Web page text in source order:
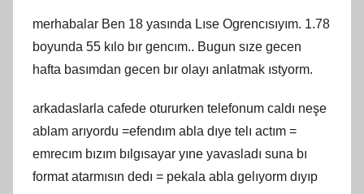
merhabalar Ben 18 yasında Lıse Ogrencısıyım. 1.78
boyunda 55 kılo bır gencım.. Bugun sıze gecen
hafta basımdan gecen bır olayı anlatmak ıstyorm.
arkadaslarla cafede otururken telefonum caldı neşe
ablam arıyordu =efendım abla dıye telı actım =
emrecım bızım bılgısayar yıne yavasladı suna bı
format atarmısın dedı = pekala abla gelıyorm dıyıp